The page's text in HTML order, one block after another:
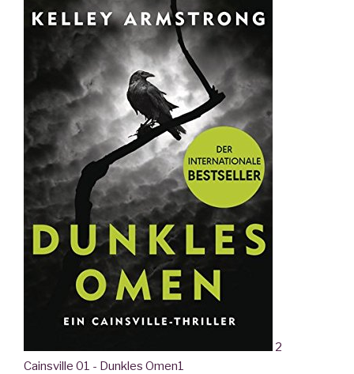
2
Cainsville 01 - Dunkles Omen1